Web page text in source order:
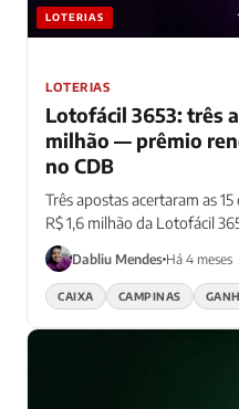
LOTERIAS
LOTERIAS
Lotofácil 3653: três
milhão — prêmio
no CDB
Três apostas acertaram as
R$ 1,6 milhão da Lotofácil
Dabliu Mendes Há 4 meses
CAIXA CAMPINAS